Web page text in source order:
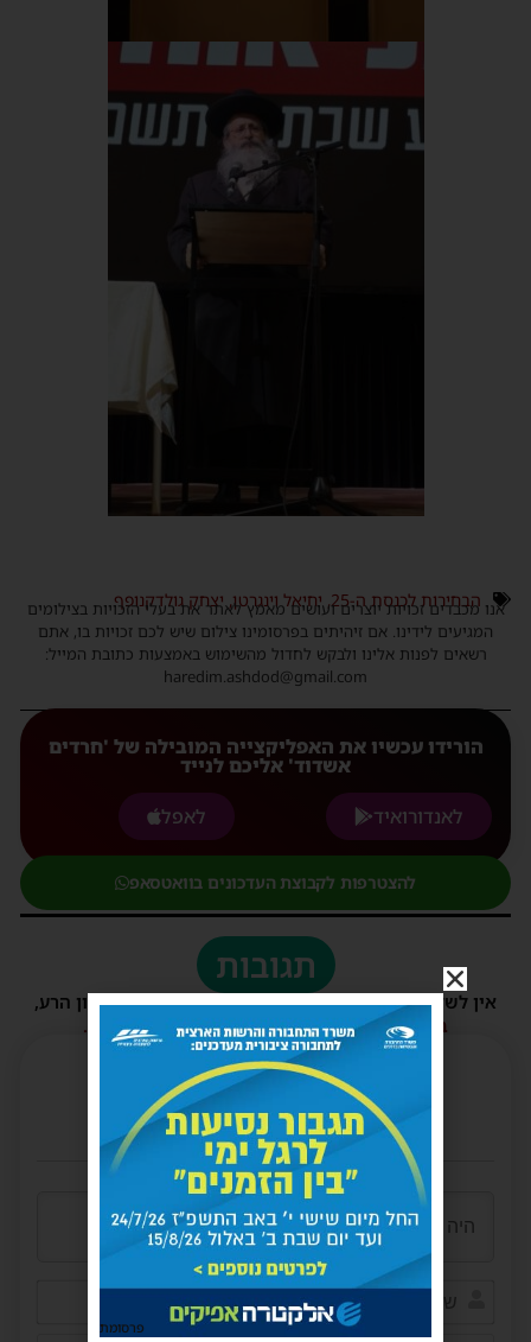
הבחירות לכנסת ה-25 ,יחיאל וינגרטן,יצחק גולדקנופף
אנו מכבדים זכויות יוצרים ועושים מאמץ לאתר את בעלי הזכויות בצילומים
המגיעים לידינו. אם זיהיתים בפרסומינו צילום שיש לכם זכויות בו, אתם
רשאים לפנות אלינו ולבקש לחדול מהשימוש באמצעות כתובת המייל:
haredim.ashdod@gmail.com
הורידו עכשיו את האפליקצייה המובילה של 'חרדים
אשדוד' אליכם לנייד
לאנדורואיד
לאפל
להצטרפות לקבוצת העדכונים בוואטסאפ
תגובות
אין לשלוח תגובות שאינם הולמות או מכילות דברי לשון הרע,
במידה ולא ניתן להגיב - הכתבה סגורה לתגובות.
פרסומת